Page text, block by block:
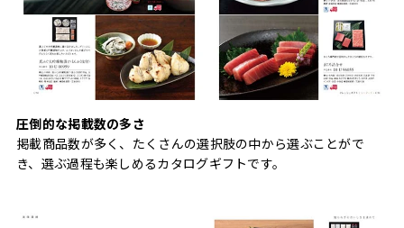
圧倒的な掲載数の多さ
掲載商品数が多く、たくさんの選択肢の中から選ぶことがで
き、選ぶ過程も楽しめるカタログギフトです。